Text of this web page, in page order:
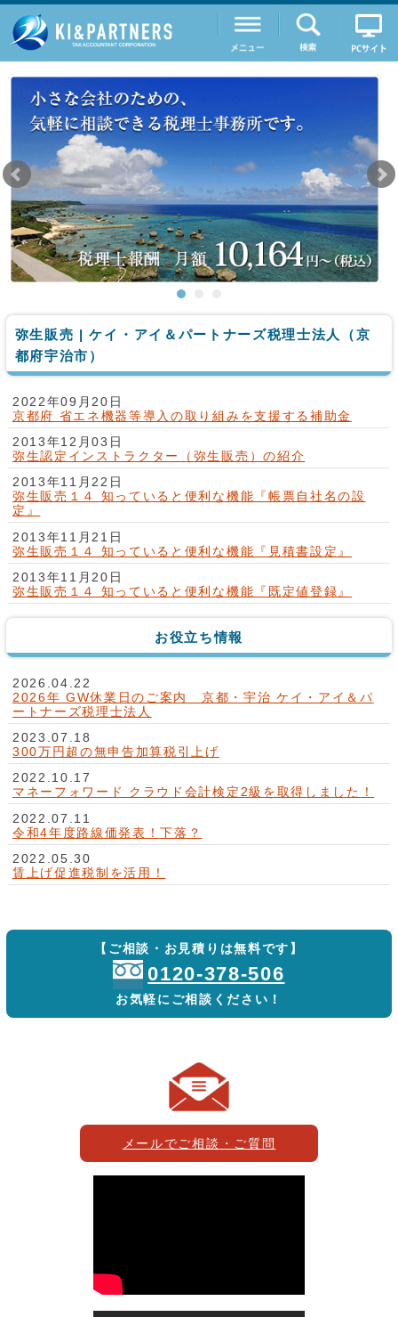
弥生販売 | ケイ・アイ＆パートナーズ税理士法人（京
都府宇治市）
2022年09月20日
京都府 省エネ機器等導入の取り組みを支援する補助金
2013年12月03日
弥生認定インストラクター（弥生販売）の紹介
2013年11月22日
弥生販売１４ 知っていると便利な機能『帳票自社名の設
定』
2013年11月21日
弥生販売１４ 知っていると便利な機能『見積書設定』
2013年11月20日
弥生販売１４ 知っていると便利な機能『既定値登録』
お役立ち情報
2026.04.22
2026年 GW休業日のご案内 京都・宇治 ケイ・アイ＆パ
ートナーズ税理士法人
2023.07.18
300万円超の無申告加算税引上げ
2022.10.17
マネーフォワード クラウド会計検定2級を取得しました！
2022.07.11
令和4年度路線価発表！下落？
2022.05.30
賃上げ促進税制を活用！
【ご相談・お見積りは無料です】
0120-378-506
お気軽にご相談ください！
メールでご相談・ご質問